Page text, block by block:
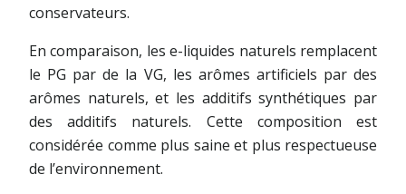
conservateurs.
En comparaison, les e-liquides naturels remplacent
le PG par de la VG, les arômes artificiels par des
arômes naturels, et les additifs synthétiques par
des additifs naturels. Cette composition est
considérée comme plus saine et plus respectueuse
de l’environnement.